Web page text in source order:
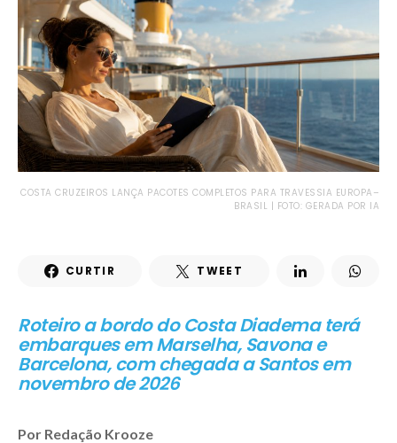
COSTA CRUZEIROS LANÇA PACOTES COMPLETOS PARA TRAVESSIA EUROPA–
BRASIL | FOTO: GERADA POR IA
CURTIR TWEET
Roteiro a bordo do Costa Diadema terá
embarques em Marselha, Savona e
Barcelona, com chegada a Santos em
novembro de 2026
Por Redação Krooze